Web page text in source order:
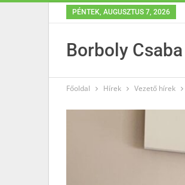
PÉNTEK, AUGUSZTUS 7, 2026
Borboly Csaba
Főoldal Hírek Vezető hírek